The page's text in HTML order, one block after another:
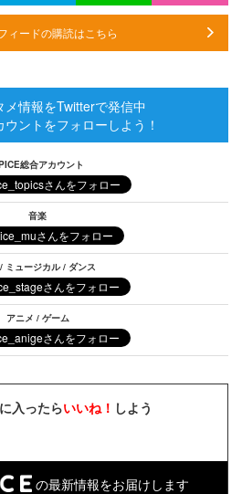
ィードの購読はこちら
メ情報をTwitterで発信中
ントをフォローしよう！
総合アカウント
音楽
ミュージカル / ダンス
アニメ / ゲーム
入ったらいいね！ しよう
の最新情報をお届けします